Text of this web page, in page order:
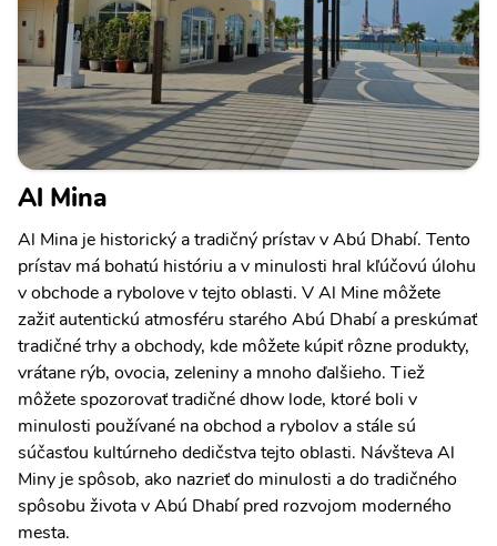
Al Mina
Al Mina je historický a tradičný prístav v Abú Dhabí. Tento
prístav má bohatú históriu a v minulosti hral kľúčovú úlohu
v obchode a rybolove v tejto oblasti. V Al Mine môžete
zažiť autentickú atmosféru starého Abú Dhabí a preskúmať
tradičné trhy a obchody, kde môžete kúpiť rôzne produkty,
vrátane rýb, ovocia, zeleniny a mnoho ďalšieho. Tiež
môžete spozorovať tradičné dhow lode, ktoré boli v
minulosti používané na obchod a rybolov a stále sú
súčasťou kultúrneho dedičstva tejto oblasti. Návšteva Al
Miny je spôsob, ako nazrieť do minulosti a do tradičného
spôsobu života v Abú Dhabí pred rozvojom moderného
mesta.